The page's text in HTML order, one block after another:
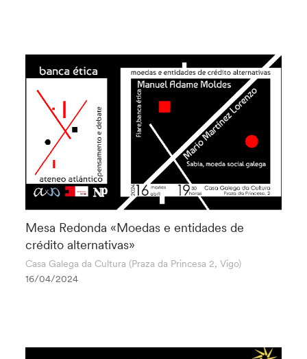
Mesa Redonda «Moedas e entidades de
crédito alternativas»
Casa Galega da Cultura (Praza da Princesa 2, Vigo)
16/04/2024